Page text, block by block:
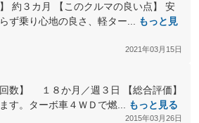
約３カ月 【このクルマの良い点】 安
ず乗り心地の良さ、軽ター...
もっと見
2021年03月15日
回数】 １８か月／週３日 【総合評価】
す。ターボ車４ＷＤで燃...
もっと見る
2015年03月26日